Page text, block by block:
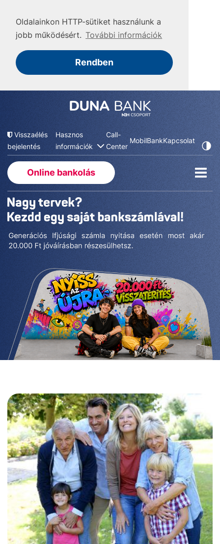
Oldalainkon HTTP-sütiket használunk a
jobb működésért. További információk
Rendben
Visszaélés
bejelentés
Hasznos
információk
Call-
Center
MobilBankKapcsolat
Online bankolás